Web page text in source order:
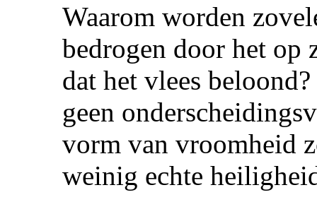
Waarom worden
bedrogen door het op
dat het vlees
geen
vorm van vroomheid
weinig echte